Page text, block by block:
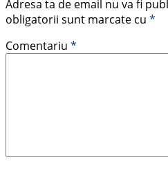
Adresa ta de email nu va fi
obligatorii sunt marcate cu *
Comentariu *